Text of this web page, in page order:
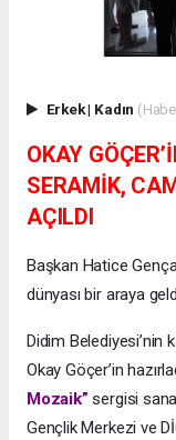
Erkek| Kadın
OKAY
SERAMİK,
AÇILDI
Başkan Hatice
dünyası bir araya
Didim Belediyesi’nin
Okay Göçer’in
Mozaik”sergisi
Gençlik Merkezi ve